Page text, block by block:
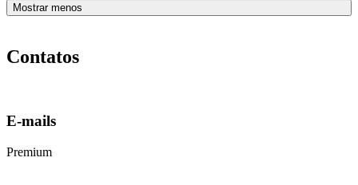
Mostrar menos
Contatos
E-mails
Premium